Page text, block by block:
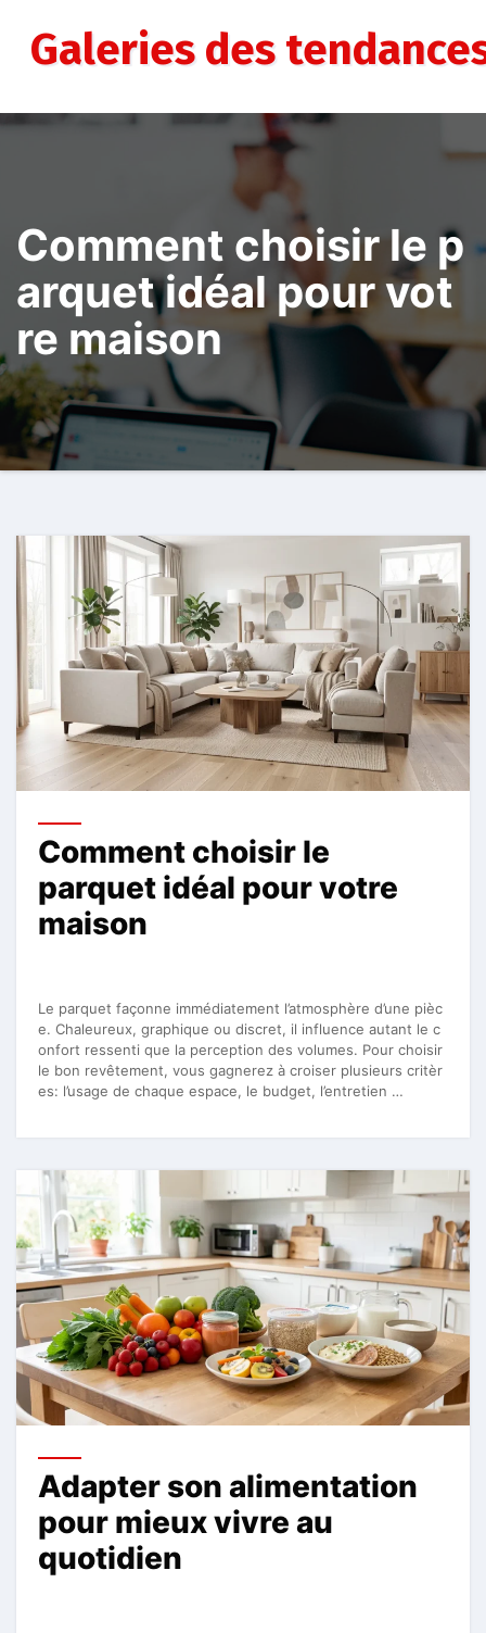
contenuGaleries des
Comment choisir le p
arquet idéal pour vot
re maison
Comment choisir le
parquet idéal pour votre
maison
Le parquet façonne immédiatement l’atmosphère d’une pièc
e. Chaleureux, graphique ou discret, il influence autant le c
onfort ressenti que la perception des volumes. Pour choisir
le bon revêtement, vous gagnerez à croiser plusieurs critèr
es: l’usage de chaque espace, le budget, l’entretien …
Adapter son alimentation
pour mieux vivre au
quotidien